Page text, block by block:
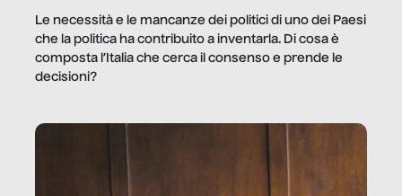
Le necessità e le mancanze dei politici di uno dei Paesi
che la politica ha contribuito a inventarla. Di cosa è
composta l’Italia che cerca il consenso e prende le
decisioni?